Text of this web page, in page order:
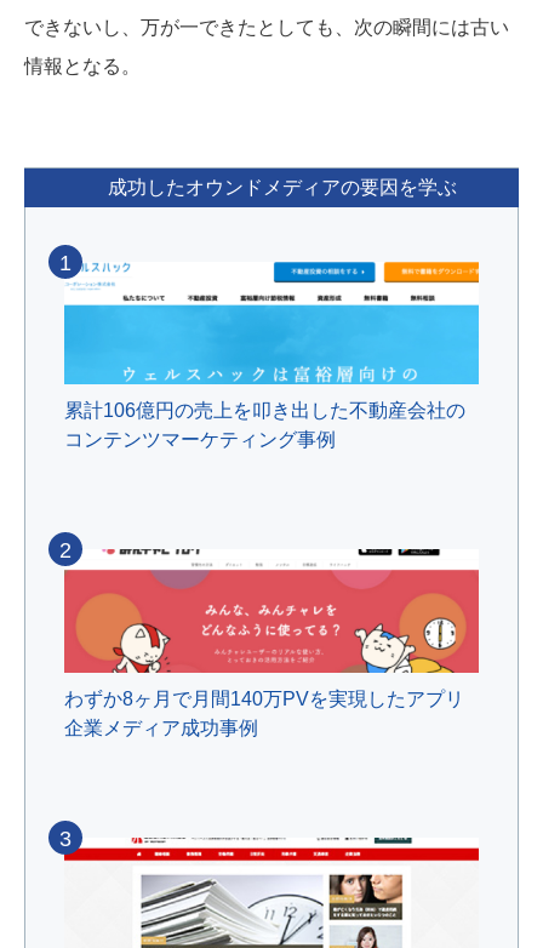
できないし、万が一できたとしても、次の瞬間には古い
情報となる。
成功したオウンドメディアの要因を学ぶ
累計106億円の売上を叩き出した不動産会社の
コンテンツマーケティング事例
1
わずか8ヶ月で月間140万PVを実現したアプリ
企業メディア成功事例
2
3